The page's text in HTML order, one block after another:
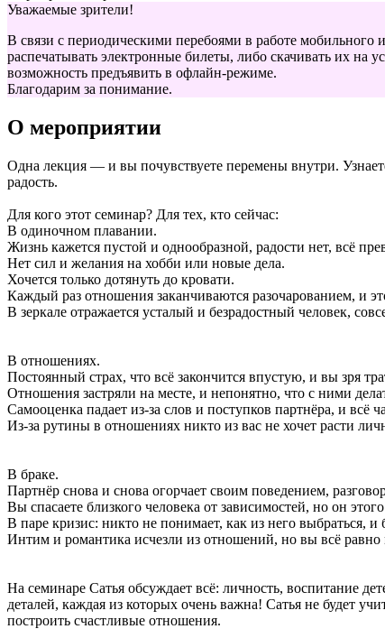
Уважаемые зрители!
В связи с периодическими перебоями в работе мобильного
распечатывать электронные билеты, либо скачивать их на
возможность предъявить в офлайн-режиме.
Благодарим за понимание.
О мероприятии
Одна лекция — и вы почувствуете перемены внутри.
радость.
Для кого этот семинар? Для тех, кто сейчас:
В одиночном плавании.
Жизнь кажется пустой и однообразной, радости нет, всё
Нет сил и желания на хобби или новые дела.
Хочется только дотянуть до кровати.
Каждый раз отношения заканчиваются разочарованием, и
В зеркале отражается усталый и безрадостный человек,
В отношениях.
Постоянный страх, что всё закончится впустую, и вы зря
Отношения застряли на месте, и непонятно, что с ними
Самооценка падает из-за слов и поступков партнёра, и
Из-за рутины в отношениях никто из вас не хочет расти
В браке.
Партнёр снова и снова огорчает своим поведением,
Вы спасаете близкого человека от зависимостей, но он
В паре кризис: никто не понимает, как из него выбраться,
Интим и романтика исчезли из отношений, но вы всё равно
На семинаре Сатья обсуждает всё: личность, воспитание
деталей, каждая из которых очень важна! Сатья не будет
построить счастливые отношения.